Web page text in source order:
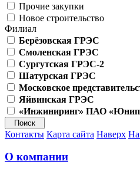
Прочие закупки
Новое строительство
Филиал
Берёзовская ГРЭС
Смоленская ГРЭС
Сургутская ГРЭС-2
Шатурская ГРЭС
Московское
Яйвинская ГРЭС
«Инжиниринг» ПАО
Контакты Карта сайта Наверх
О компании